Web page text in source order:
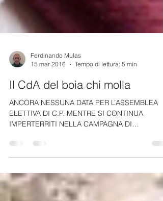
15 mar 2016
Tempo di lettura: 5 min
Il CdA del boia chi molla
ANCORA NESSUNA DATA PER L’ASSEMBLEA
IMPERTERRITI NELLA CAMPAGNA DI
DISINFORMAZIONE SULLA FOGNATURA -...